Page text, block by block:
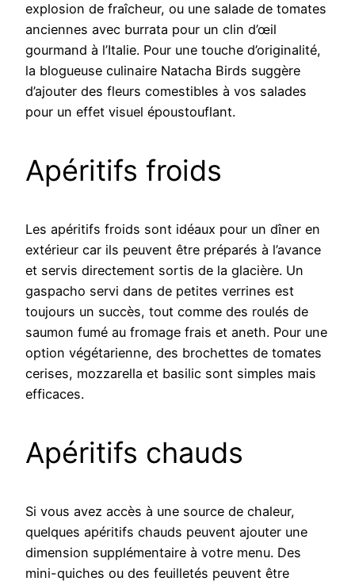
explosion de fraîcheur, ou une salade de tomates
anciennes avec burrata pour un clin d’œil
gourmand à l’Italie. Pour une touche d’originalité,
la blogueuse culinaire Natacha Birds suggère
d’ajouter des fleurs comestibles à vos salades
pour un effet visuel époustouflant.
Apéritifs froids
Les apéritifs froids sont idéaux pour un dîner en
extérieur car ils peuvent être préparés à l’avance
et servis directement sortis de la glacière. Un
gaspacho servi dans de petites verrines est
toujours un succès, tout comme des roulés de
saumon fumé au fromage frais et aneth. Pour une
option végétarienne, des brochettes de tomates
cerises, mozzarella et basilic sont simples mais
efficaces.
Apéritifs chauds
Si vous avez accès à une source de chaleur,
quelques apéritifs chauds peuvent ajouter une
dimension supplémentaire à votre menu. Des
mini-quiches ou des feuilletés peuvent être